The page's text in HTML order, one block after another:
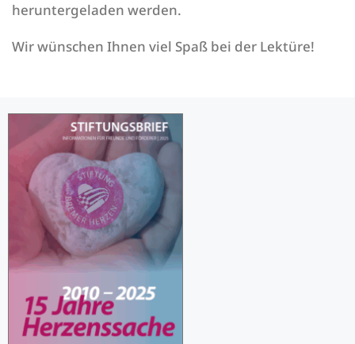
heruntergeladen werden.
Wir wünschen Ihnen viel Spaß bei der Lektüre!